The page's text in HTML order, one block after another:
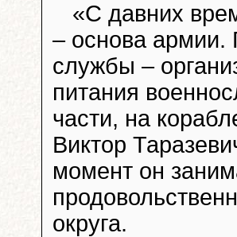
«С давних
– основа армии.
службы –
питания
части, на
Виктор
момент он
округа.